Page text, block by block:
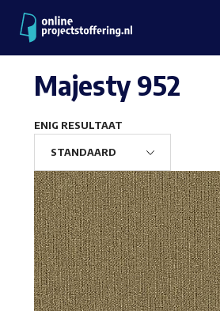
Majesty 952
ENIG RESULTAAT